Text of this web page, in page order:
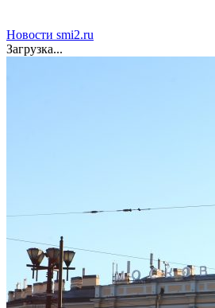
Новости smi2.ru
Загрузка...